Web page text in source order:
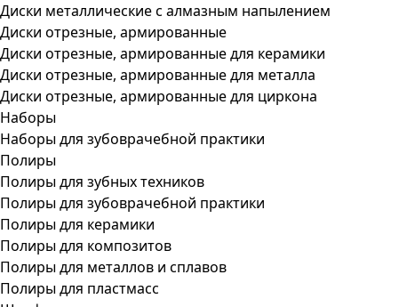
Диски металлические с алмазным напылением
Диски отрезные, армированные
Диски отрезные, армированные для керамики
Диски отрезные, армированные для металла
Диски отрезные, армированные для циркона
Наборы
Наборы для зубоврачебной практики
Полиры
Полиры для зубных техников
Полиры для зубоврачебной практики
Полиры для керамики
Полиры для композитов
Полиры для металлов и сплавов
Полиры для пластмасс